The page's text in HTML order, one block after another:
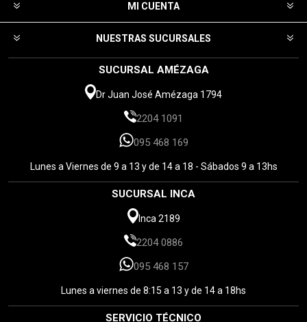
MI CUENTA
NUESTRAS SUCURSALES
SUCURSAL AMÉZAGA
Dr Juan José Amézaga 1794
2204 1091
095 468 169
Lunes a Viernes de 9 a 13 y de 14 a 18 - Sábados 9 a 13hs
SUCURSAL INCA
Inca 2189
2204 0886
095 468 157
Lunes a viernes de 8:15 a 13 y de 14 a 18hs
SERVICIO TÉCNICO